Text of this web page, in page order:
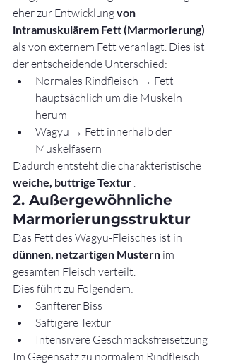
eher zur Entwicklung von
intramuskulärem Fett (Marmorierung)
als von externem Fett veranlagt. Dies ist
der entscheidende Unterschied:
Normales Rindfleisch → Fett
hauptsächlich um die Muskeln
herum
Wagyu → Fett innerhalb der
Muskelfasern
Dadurch entsteht die charakteristische
weiche, buttrige Textur
2. Außergewöhnliche
Marmorierungsstruktur
Das Fett des Wagyu-Fleisches ist in
dünnen, netzartigen Mustern im
gesamten Fleisch verteilt.
Dies führt zu Folgendem:
Sanfterer Biss
Saftigere Textur
Intensivere Geschmacksfreisetzung
Im Gegensatz zu normalem Rindfleisch